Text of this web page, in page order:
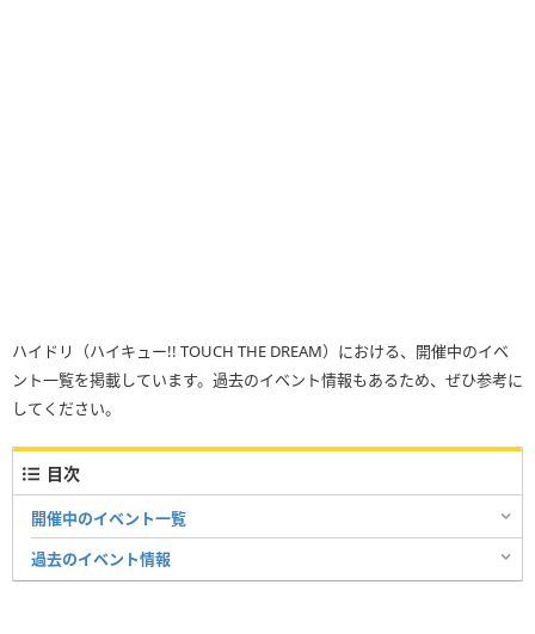
ハイドリ（ハイキュー!! TOUCH THE DREAM）における、開催中のイベ
ント一覧を掲載しています。過去のイベント情報もあるため、ぜひ参考に
してください。
目次
開催中のイベント一覧
過去のイベント情報